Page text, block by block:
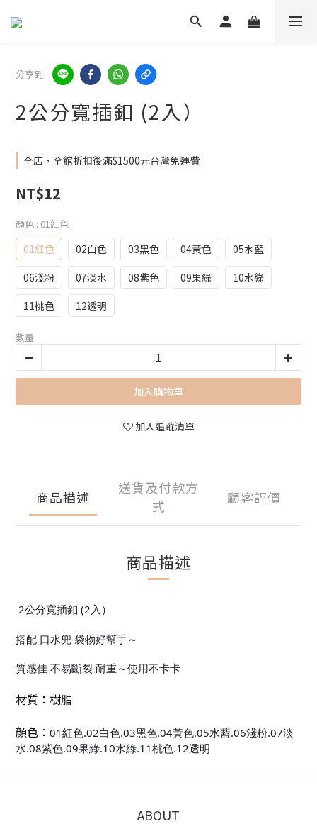
分享到
2公分寬插釦 (2入）
全店，全館折扣後滿$1500元台灣免運費
NT$12
顏色 : 01紅色
01紅色 02白色 03黑色 04黃色
05水藍
06淺粉
07淡水 08紫色 09果綠
10水綠
11桃色
12透明
數量
加入購物車
加入追蹤清單
商品描述
送貨及付款方
式
顧客評價
商品描述
2公分寬插釦 (2入）
搭配 口水兜 袋物好幫手～
質感佳 不易斷裂 耐重～使用不卡卡
材質：樹脂
顏色： 01紅色.02白色.03黑色.04黃色.05水藍.06淺粉.07淡
水.08紫色.09果綠.10水綠.11桃色.12透明
ABOUT